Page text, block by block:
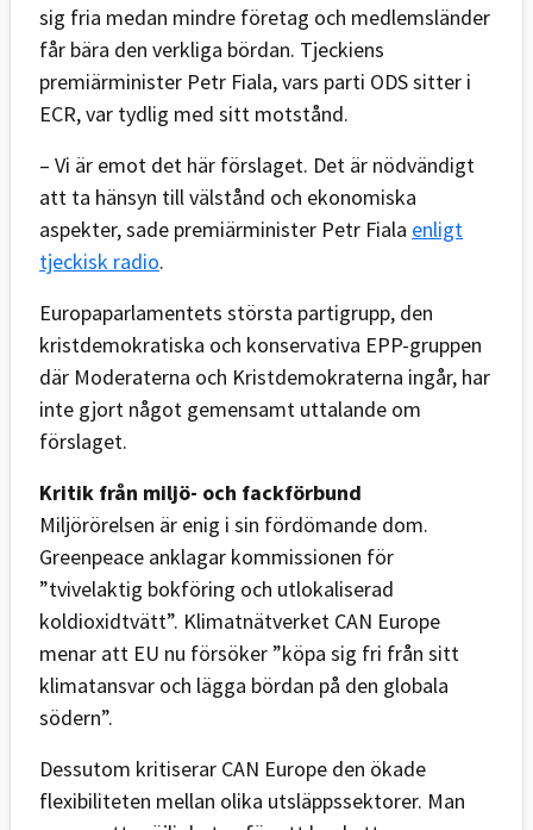
sig fria medan mindre företag och medlemsländer
får bära den verkliga bördan. Tjeckiens
premiärminister Petr Fiala, vars parti ODS sitter i
ECR, var tydlig med sitt motstånd.
– Vi är emot det här förslaget. Det är nödvändigt
att ta hänsyn till välstånd och ekonomiska
aspekter, sade premiärminister Petr Fiala enligt
tjeckisk radio.
Europaparlamentets största partigrupp, den
kristdemokratiska och konservativa EPP-gruppen
där Moderaterna och Kristdemokraterna ingår, har
inte gjort något gemensamt uttalande om
förslaget.
Kritik från miljö- och fackförbund
Miljörörelsen är enig i sin fördömande dom.
Greenpeace anklagar kommissionen för
”tvivelaktig bokföring och utlokaliserad
koldioxidtvätt”. Klimatnätverket CAN Europe
menar att EU nu försöker ”köpa sig fri från sitt
klimatansvar och lägga bördan på den globala
södern”.
Dessutom kritiserar CAN Europe den ökade
flexibiliteten mellan olika utsläppssektorer. Man